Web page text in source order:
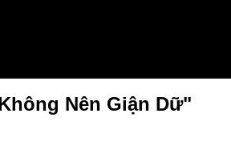
Nên Giận Dữ"